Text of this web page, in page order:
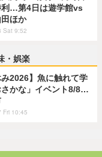
利…第4日は遊学館vs
ほか
Sat 9:52
・娯楽
み2026】魚に触れて学
さかな」イベント8/8…
Fri 10:45